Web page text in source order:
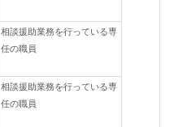
相談援助業務を行っている専
任の職員
相談援助業務を行っている専
任の職員